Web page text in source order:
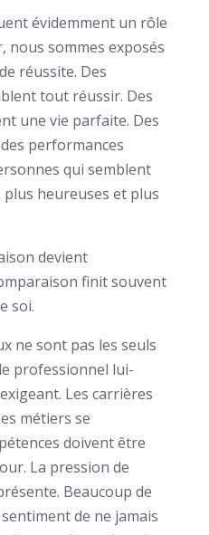
évidemment un rôle
nous sommes exposés
réussite. Des
tout réussir. Des
une vie parfaite. Des
performances
qui semblent
heureuses et plus
devient
finit souvent
soi.
ne sont pas les seuls
professionnel lui-
Les carrières
métiers se
doivent être
La pression de
Beaucoup de
de ne jamais